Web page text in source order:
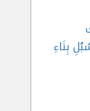
بِنَاءِ